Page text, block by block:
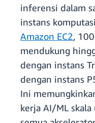
inferensi dalam
instans
Amazon EC2,
mendukung
dengan instans
dengan instans
Ini
kerja AI/ML